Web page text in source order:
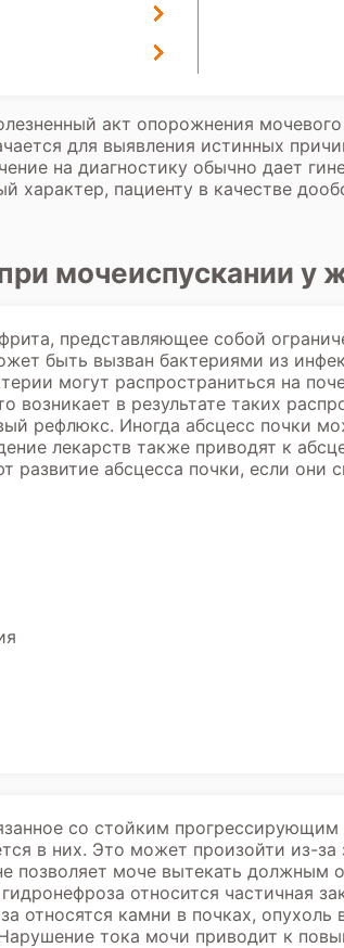
акт опорожнения
для выявления истинных
на диагностику обычно дает
характер, пациенту в качестве
мочеиспускании у
представляющее собой
быть вызван бактериями из
могут распространиться на
возникает в результате таких
рефлюкс. Иногда абсцесс почки
лекарств также приводят к
абсцесса почки, если они
со стойким
в них. Это может произойти из-
позволяет моче вытекать
относится частичная
относятся камни в почках,
тока мочи приводит к